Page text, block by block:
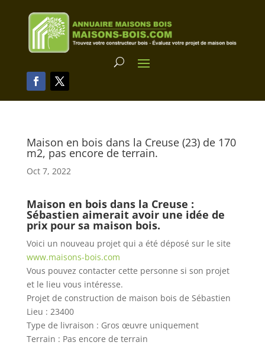
Maison en bois dans la Creuse (23) de 170
m2, pas encore de terrain.
Oct 7, 2022
Maison en bois dans la Creuse :
Sébastien aimerait avoir une idée de
prix pour sa maison bois.
Voici un nouveau projet qui a été déposé sur le site
www.maisons-bois.com
Vous pouvez contacter cette personne si son projet
et le lieu vous intéresse.
Projet de construction de maison bois de Sébastien
Lieu : 23400
Type de livraison : Gros œuvre uniquement
Terrain : Pas encore de terrain